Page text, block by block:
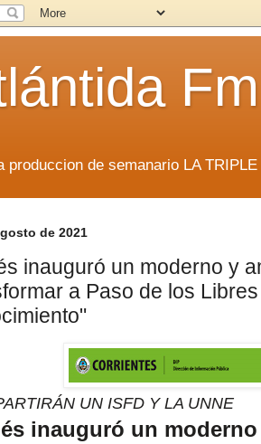
produccion de semanario LA
de 2021
inauguró un moderno y
a Paso de los
UN ISFD Y LA UNNE
inauguró un